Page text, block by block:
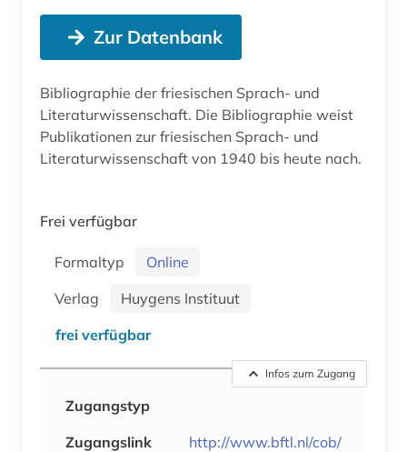
Zur Datenbank
Bibliographie der friesischen Sprach- und
Literaturwissenschaft. Die Bibliographie weist
Publikationen zur friesischen Sprach- und
Literaturwissenschaft von 1940 bis heute nach.
Frei verfügbar
Formaltyp
Online
Verlag
Huygens Instituut
frei verfügbar
Infos zum Zugang
Zugangstyp
Zugangslink
http://www.bftl.nl/cob/